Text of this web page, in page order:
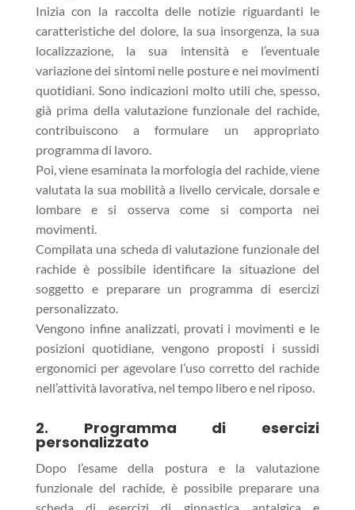
Inizia con la raccolta delle notizie riguardanti le
caratteristiche del dolore, la sua insorgenza, la sua
localizzazione, la sua intensità e l’eventuale
variazione dei sintomi nelle posture e nei movimenti
quotidiani. Sono indicazioni molto utili che, spesso,
già prima della valutazione funzionale del rachide,
contribuiscono a formulare un appropriato
programma di lavoro.
Poi, viene esaminata la morfologia del rachide, viene
valutata la sua mobilità a livello cervicale, dorsale e
lombare e si osserva come si comporta nei
movimenti.
Compilata una scheda di valutazione funzionale del
rachide è possibile identificare la situazione del
soggetto e preparare un programma di esercizi
personalizzato.
Vengono infine analizzati, provati i movimenti e le
posizioni quotidiane, vengono proposti i sussidi
ergonomici per agevolare l’uso corretto del rachide
nell’attività lavorativa, nel tempo libero e nel riposo.
2. Programma di esercizi
personalizzato
Dopo l’esame della postura e la valutazione
funzionale del rachide, è possibile preparare una